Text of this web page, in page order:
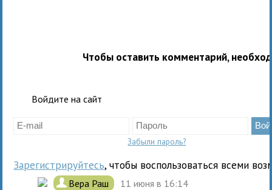
Чтобы оставить комментарий,
Войдите на сайт
Забыли пароль?
Зарегистрируйтесь, чтобы воспользоваться всеми
. Вера Раш
11 июня в 16:14